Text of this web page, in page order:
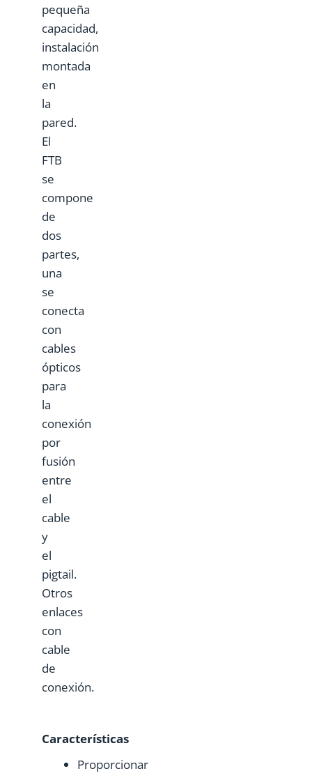
pequeña
capacidad,
instalación
montada
en
la
pared.
El
FTB
se
compone
de
dos
partes,
una
se
conecta
con
cables
ópticos
para
la
conexión
por
fusión
entre
el
cable
y
el
pigtail.
Otros
enlaces
con
cable
de
conexión.
Características
Proporcionar